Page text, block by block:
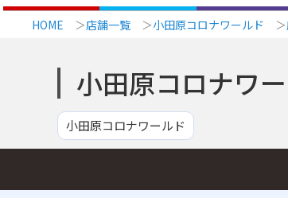
HOME 店舗一覧 小田原コロナワールド
小田原コロナワ
小田原コロナワールド